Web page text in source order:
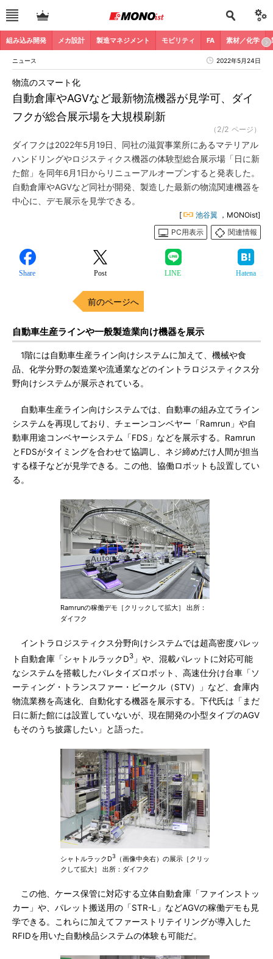
組み込み開発 メカ設計 製造マネジメント モビリティ FA 素材／化学
ニュース 2022年5月24日
自動倉庫やAGVなど最新物流機器が見学可、ダイ
フクが総合展示場を大規模刷新
物流のスマート化
（2/2 ページ）
ダイフクは2022年5月19日、同社の滋賀事業所にあるマテリアル
ハンドリングやロジスティクス機器の体験型総合展示場「日に新
た館」を同年6月1日からリニューアルオープンすると発表した。
自動倉庫やAGVなど同社が開発、製造した最新の物流関連機器を
中心に、デモ展示を見学できる。
[ 池谷翼 ，MONOist]
PC用表示
関連情報
Share Post LINE Hatena
前のページへ
自動車生産ラインや一般製造業向け機器を展示
1階には自動車生産ライン向けシステムに加えて、機械や食
品、化学分野の製造業や流通業などのイントラロジスティクス分
野向けシステムが展示されている。
自動車生産ライン向けシステムでは、自動車の組み立てライン
システムを再現しており、チェーンコンベヤー「Ramrun」や自
動車用途コンベヤーシステム「FDS」などを展示する。Ramrun
とFDSがタイミングを合わせて協調し、ネジ締めだけ人間が担当
する様子などが見学できる。この他、協働ロボットも設置してい
る。
Ramrunの稼働デモ［クリックして拡大］ 出所：
ダイフク
イントラロジスティクス分野向けシステムでは超高密度パレッ
ト自動倉庫「シャトルラックD3 」や、混載パレットに対応可能
なシステムを搭載したパレタイズロボット、高速仕分け台車「ソ
ーティング・トランスファー・ビークル（STV）」など、倉庫内
物流業務を高速化、自動化する機器を展示する。下代氏は「まだ
日に新た館には設置していないが、現在開発の小型タイプのAGV
もそのうち披露したい」と語った。
シャトルラックD3
（画像中央右）の展示［クリッ
クして拡大］ 出所：ダイフク
この他、ケース保管に対応する立体自動倉庫「ファインストッ
カー」や、パレット搬送用の「STR-L」などAGVの稼働デモも見
学できる。これらに加えてファーストリテイリングが導入した
RFIDを用いた自動検品システムの体験も可能だ。